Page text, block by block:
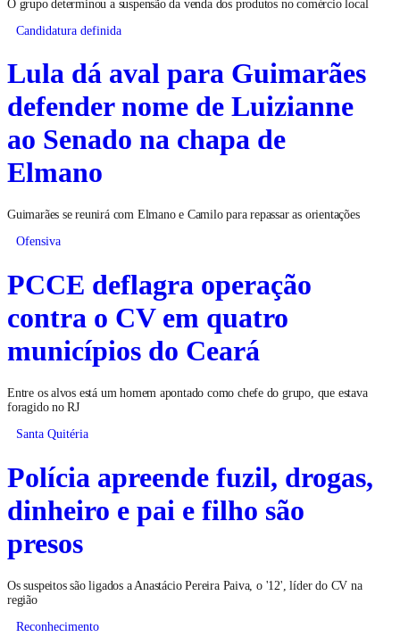
Candidatura definida
Lula dá aval para Guimarães
defender nome de Luizianne
ao Senado na chapa de
Elmano
Guimarães se reunirá com Elmano e Camilo para repassar as orientações
Ofensiva
PCCE deflagra operação
contra o CV em quatro
municípios do Ceará
Entre os alvos está um homem apontado como chefe do grupo, que estava
foragido no RJ
Santa Quitéria
Polícia apreende fuzil, drogas,
dinheiro e pai e filho são
presos
Os suspeitos são ligados a Anastácio Pereira Paiva, o '12', líder do CV na
região
Reconhecimento